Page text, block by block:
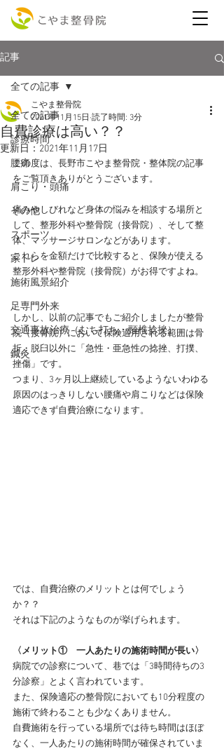
記事
全ての記事
診療時間
腰痛
肩こり・頭痛
その他
スポーツ
家トレ
施術風景紹介
足専門外来
交通事故治療（むち打ち・頸椎捻挫）
鍼灸
全ての記事
自費診療は高い？？
こやま整骨院
2021年11月15日 読了時間: 3分
更新日： 2021年11月17日
この度は、長野市こやま整骨院・整体院の記事
をご覧頂きありがとうございます。
痛みやしびれなど身体の悩みを相談する場所と
して、整形外科や整骨院（接骨院）、そして整
体、マッサージサロンなどがあります。
これらを金額だけで比較すると、保険が使える
整形外科や整骨院（接骨院）がお得ですよね。
しかし、以前の記事でもご紹介しましたが整骨
院（接骨院）において保険適用される範囲は骨
折・脱臼以外に「急性・亜急性の捻挫、打撲、
挫傷」です。
つまり、3ヶ月以上継続しているようないわゆる
原因のはっきりしない腰痛や肩こりなどは保険
適応できず自費治療になります。
では、自費治療のメリットとは何でしょう
か？？
それは下記のようなものが挙げられます。
〈メリット①　一人あたりの施術時間が長い〉
病院での診察について、巷では「3時間待ちの3
分診察」とよく言われています。
また、保険適応の整骨院においても10分程度の
施術で終わることも少なくありません。
自費施術を行っている場所では待ち時間はほぼ
なく、一人あたりの施術時間が確保されていま